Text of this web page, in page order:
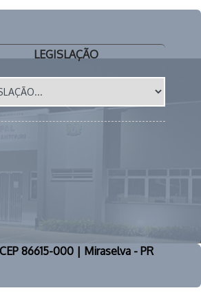
LEGISLAÇÃO
86615-000 | Miraselva - PR